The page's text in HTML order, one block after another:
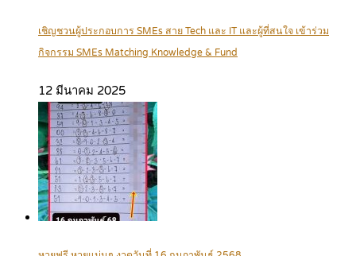
เชิญชวนผู้ประกอบการ SMEs สาย Tech และ IT และผู้ที่สนใจ เข้าร่วม
กิจกรรม SMEs Matching Knowledge & Fund
12 มีนาคม 2025